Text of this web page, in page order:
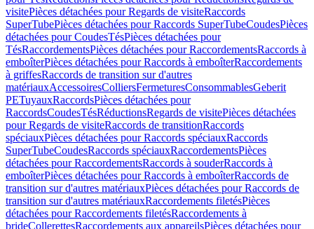
visitePièces détachées pour Regards de visiteRaccords
SuperTubePièces détachées pour Raccords SuperTubeCoudesPièces
détachées pour CoudesTésPièces détachées pour
TésRaccordementsPièces détachées pour RaccordementsRaccords à
emboîterPièces détachées pour Raccords à emboîterRaccordements
à griffesRaccords de transition sur d'autres
matériauxAccessoiresColliersFermeturesConsommablesGeberit
PETuyauxRaccordsPièces détachées pour
RaccordsCoudesTésRéductionsRegards de visitePièces détachées
pour Regards de visiteRaccords de transitionRaccords
spéciauxPièces détachées pour Raccords spéciauxRaccords
SuperTubeCoudesRaccords spéciauxRaccordementsPièces
détachées pour RaccordementsRaccords à souderRaccords à
emboîterPièces détachées pour Raccords à emboîterRaccords de
transition sur d'autres matériauxPièces détachées pour Raccords de
transition sur d'autres matériauxRaccordements filetésPièces
détachées pour Raccordements filetésRaccordements à
brideCollerettesRaccordements aux appareilsPièces détachées pour